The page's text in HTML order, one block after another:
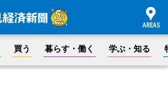
買う 暮らす・働く 学ぶ・知る